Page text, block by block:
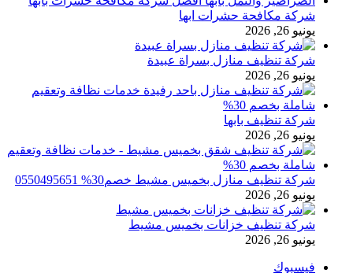
شركة مكافحة حشرات ابها
يونيو 26, 2026
شركة تنظيف منازل بسراة عبيدة
يونيو 26, 2026
شركة تنظيف بابها
يونيو 26, 2026
شركة تنظيف منازل بخميس مشيط خصم30% 0550495651
يونيو 26, 2026
شركة تنظيف خزانات بخميس مشيط
يونيو 26, 2026
فيسبوك